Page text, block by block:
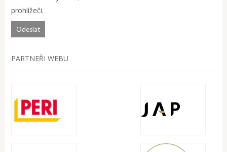
prohlížeči.
PARTNEŘI WEBU